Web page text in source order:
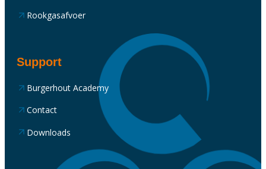
Rookgasafvoer
Support
Burgerhout Academy
Contact
Downloads